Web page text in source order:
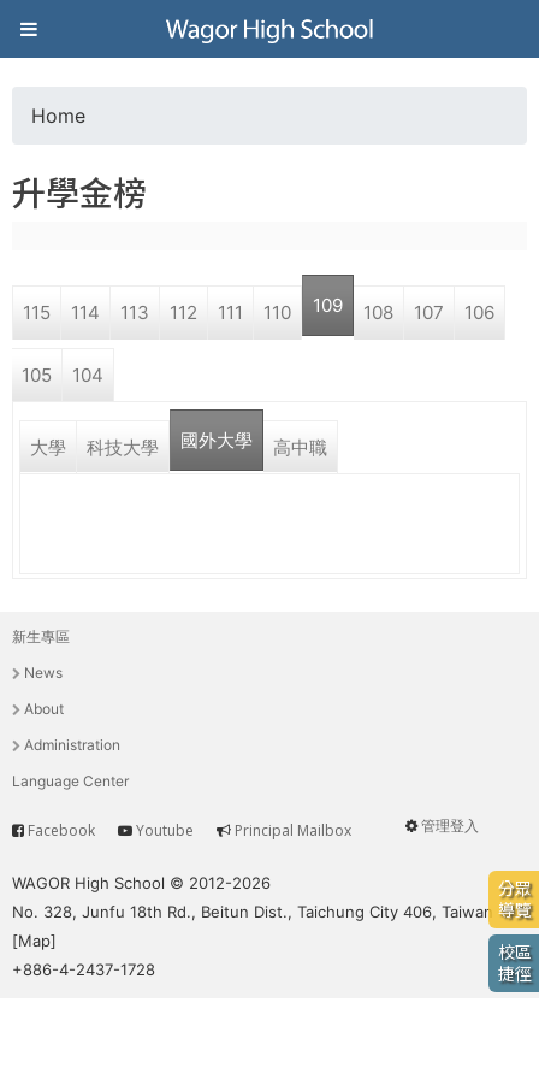
Jump to navigation
葳
格
高
學
培
養
具
國
移
動
的
世
界
公
o
a
r
e
r
e
Home
升學金榜
115 114 113 112 111 110 109 108 107 106
105 104
大學 科技大學 國外大學 高中職
分眾
導覽
校區
捷徑
主
選
單
新生專區
News
About
Administration
Language Center
User
管理登入
Service
Facebook Youtube Principal Mailbox
WAGOR High School © 2012-2026
No. 328, Junfu 18th Rd., Beitun Dist., Taichung City 406, Taiwan
[Map]
+886-4-2437-1728